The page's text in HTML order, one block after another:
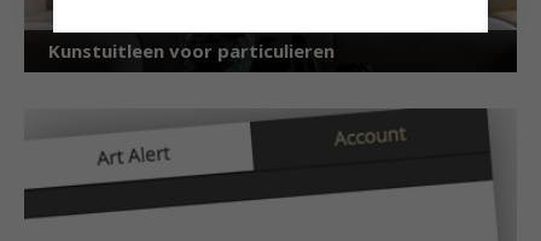
Kunstuitleen voor particulieren